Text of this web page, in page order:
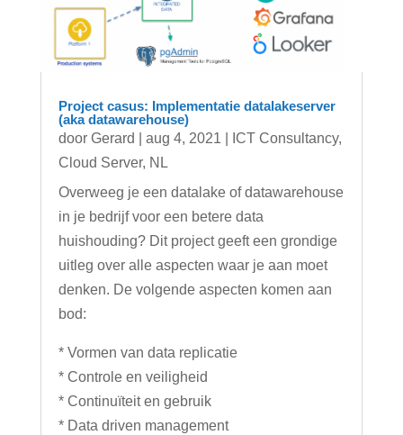
Project casus: Implementatie datalakeserver
(aka datawarehouse)
door Gerard aug 4, 2021 ICT Consultancy,
Cloud Server, NL
Overweeg je een datalake of datawarehouse
in je bedrijf voor een betere data
huishouding? Dit project geeft een grondige
uitleg over alle aspecten waar je aan moet
denken. De volgende aspecten komen aan
bod:
* Vormen van data replicatie
* Controle en veiligheid
* Continuïteit en gebruik
* Data driven management